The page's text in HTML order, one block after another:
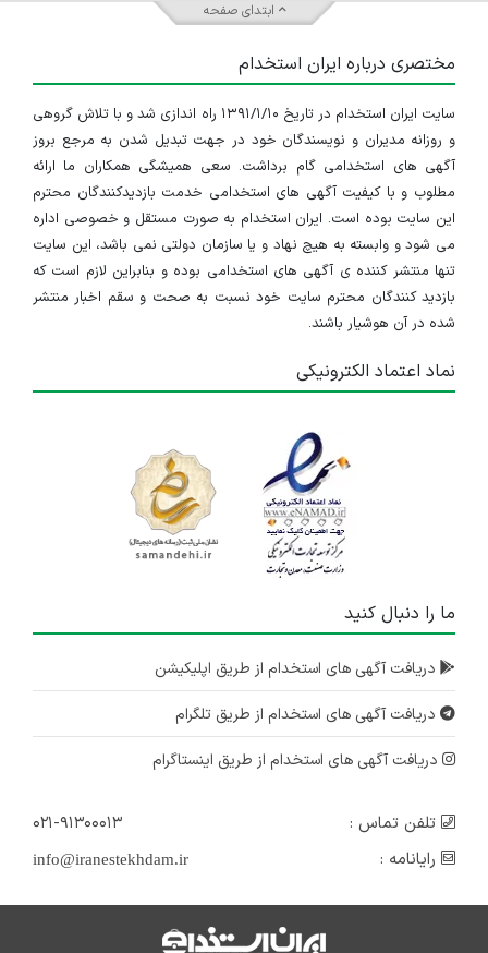
ابتدای صفحه
مختصری درباره ایران استخدام
سایت ایران استخدام در تاریخ ۱۳۹۱/۱/۱۰ راه اندازی شد و با تلاش گروهی
و روزانه مدیران و نویسندگان خود در جهت تبدیل شدن به مرجع بروز
آگهی های استخدامی گام برداشت. سعی همیشگی همکاران ما ارائه
مطلوب و با کیفیت آگهی های استخدامی خدمت بازدیدکنندگان محترم
این سایت بوده است. ایران استخدام به صورت مستقل و خصوصی اداره
می شود و وابسته به هیچ نهاد و یا سازمان دولتی نمی باشد، این سایت
تنها منتشر کننده ی آگهی های استخدامی بوده و بنابراین لازم است که
بازدید کنندگان محترم سایت خود نسبت به صحت و سقم اخبار منتشر
شده در آن هوشیار باشند.
نماد اعتماد الکترونیکی
ما را دنبال کنید
دریافت آگهی های استخدام از طریق اپلیکیشن
دریافت آگهی های استخدام از طریق تلگرام
دریافت آگهی های استخدام از طریق اینستاگرام
تلفن تماس :
۰۲۱-۹۱۳۰۰۰۱۳
رایانامه :
info@iranestekhdam.ir